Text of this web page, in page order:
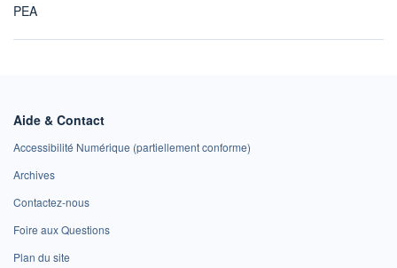
PEA
Aide & Contact
Accessibilité Numérique (partiellement conforme)
Archives
Contactez-nous
Foire aux Questions
Plan du site